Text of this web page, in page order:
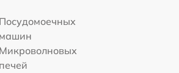
Посудомоечных
машин
Микроволновых
печей